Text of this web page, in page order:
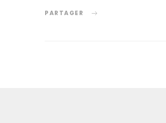
PARTAGER